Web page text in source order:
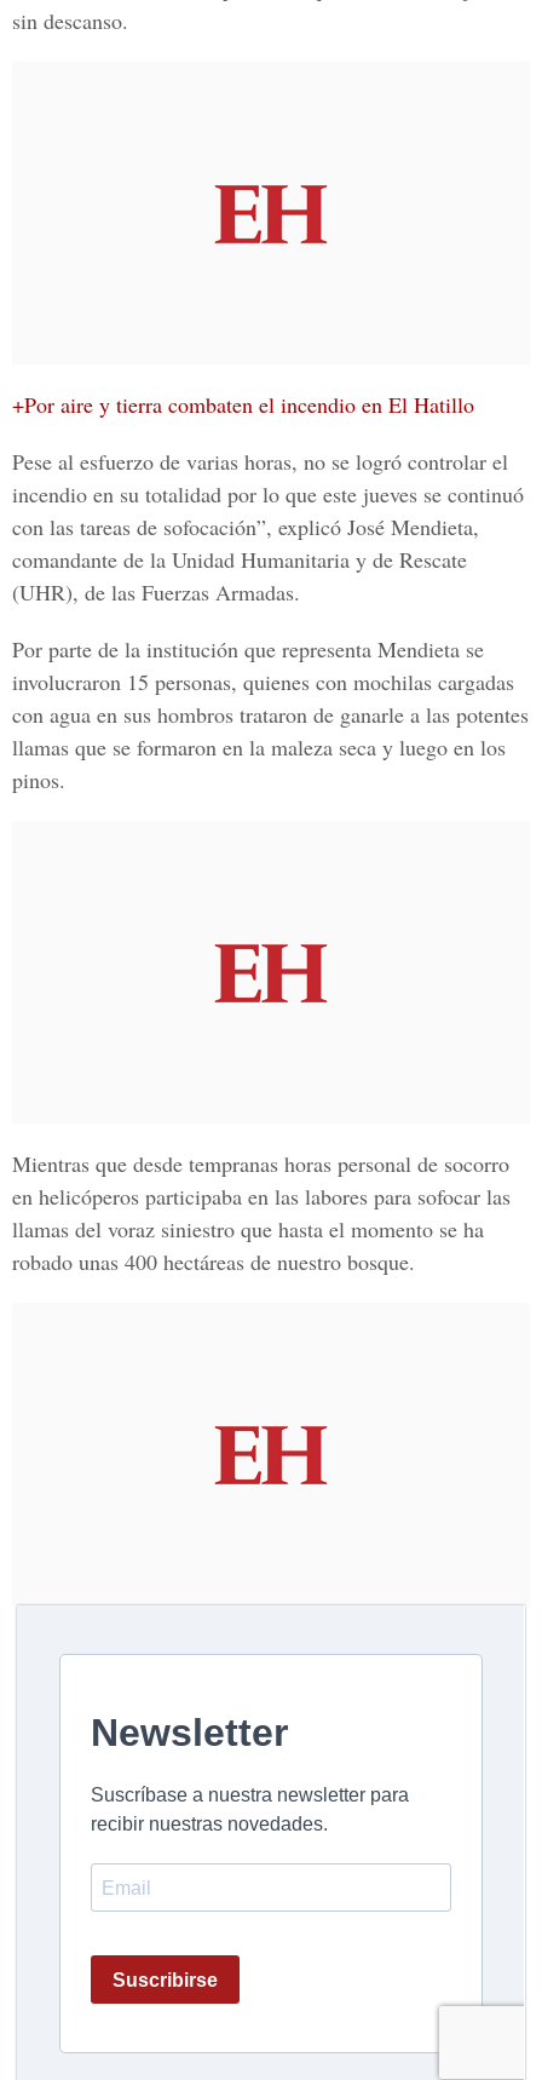
sin descanso.
+Por aire y tierra combaten el incendio en El Hatillo
Pese al esfuerzo de varias horas, no se logró controlar el
incendio en su totalidad por lo que este jueves se continuó
con las tareas de sofocación”, explicó José Mendieta,
comandante de la Unidad Humanitaria y de Rescate
(UHR), de las Fuerzas Armadas.
Por parte de la institución que representa Mendieta se
involucraron 15 personas, quienes con mochilas cargadas
con agua en sus hombros trataron de ganarle a las potentes
llamas que se formaron en la maleza seca y luego en los
pinos.
Mientras que desde tempranas horas personal de socorro
en helicóperos participaba en las labores para sofocar las
llamas del voraz siniestro que hasta el momento se ha
robado unas 400 hectáreas de nuestro bosque.